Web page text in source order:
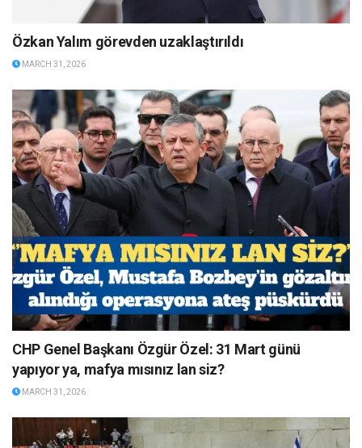
Özkan Yalım görevden uzaklaştırıldı
MARCH 31, 2026
CHP Genel Başkanı Özgür Özel: 31 Mart günü
yapıyor ya, mafya mısınız lan siz?
MARCH 31, 2026